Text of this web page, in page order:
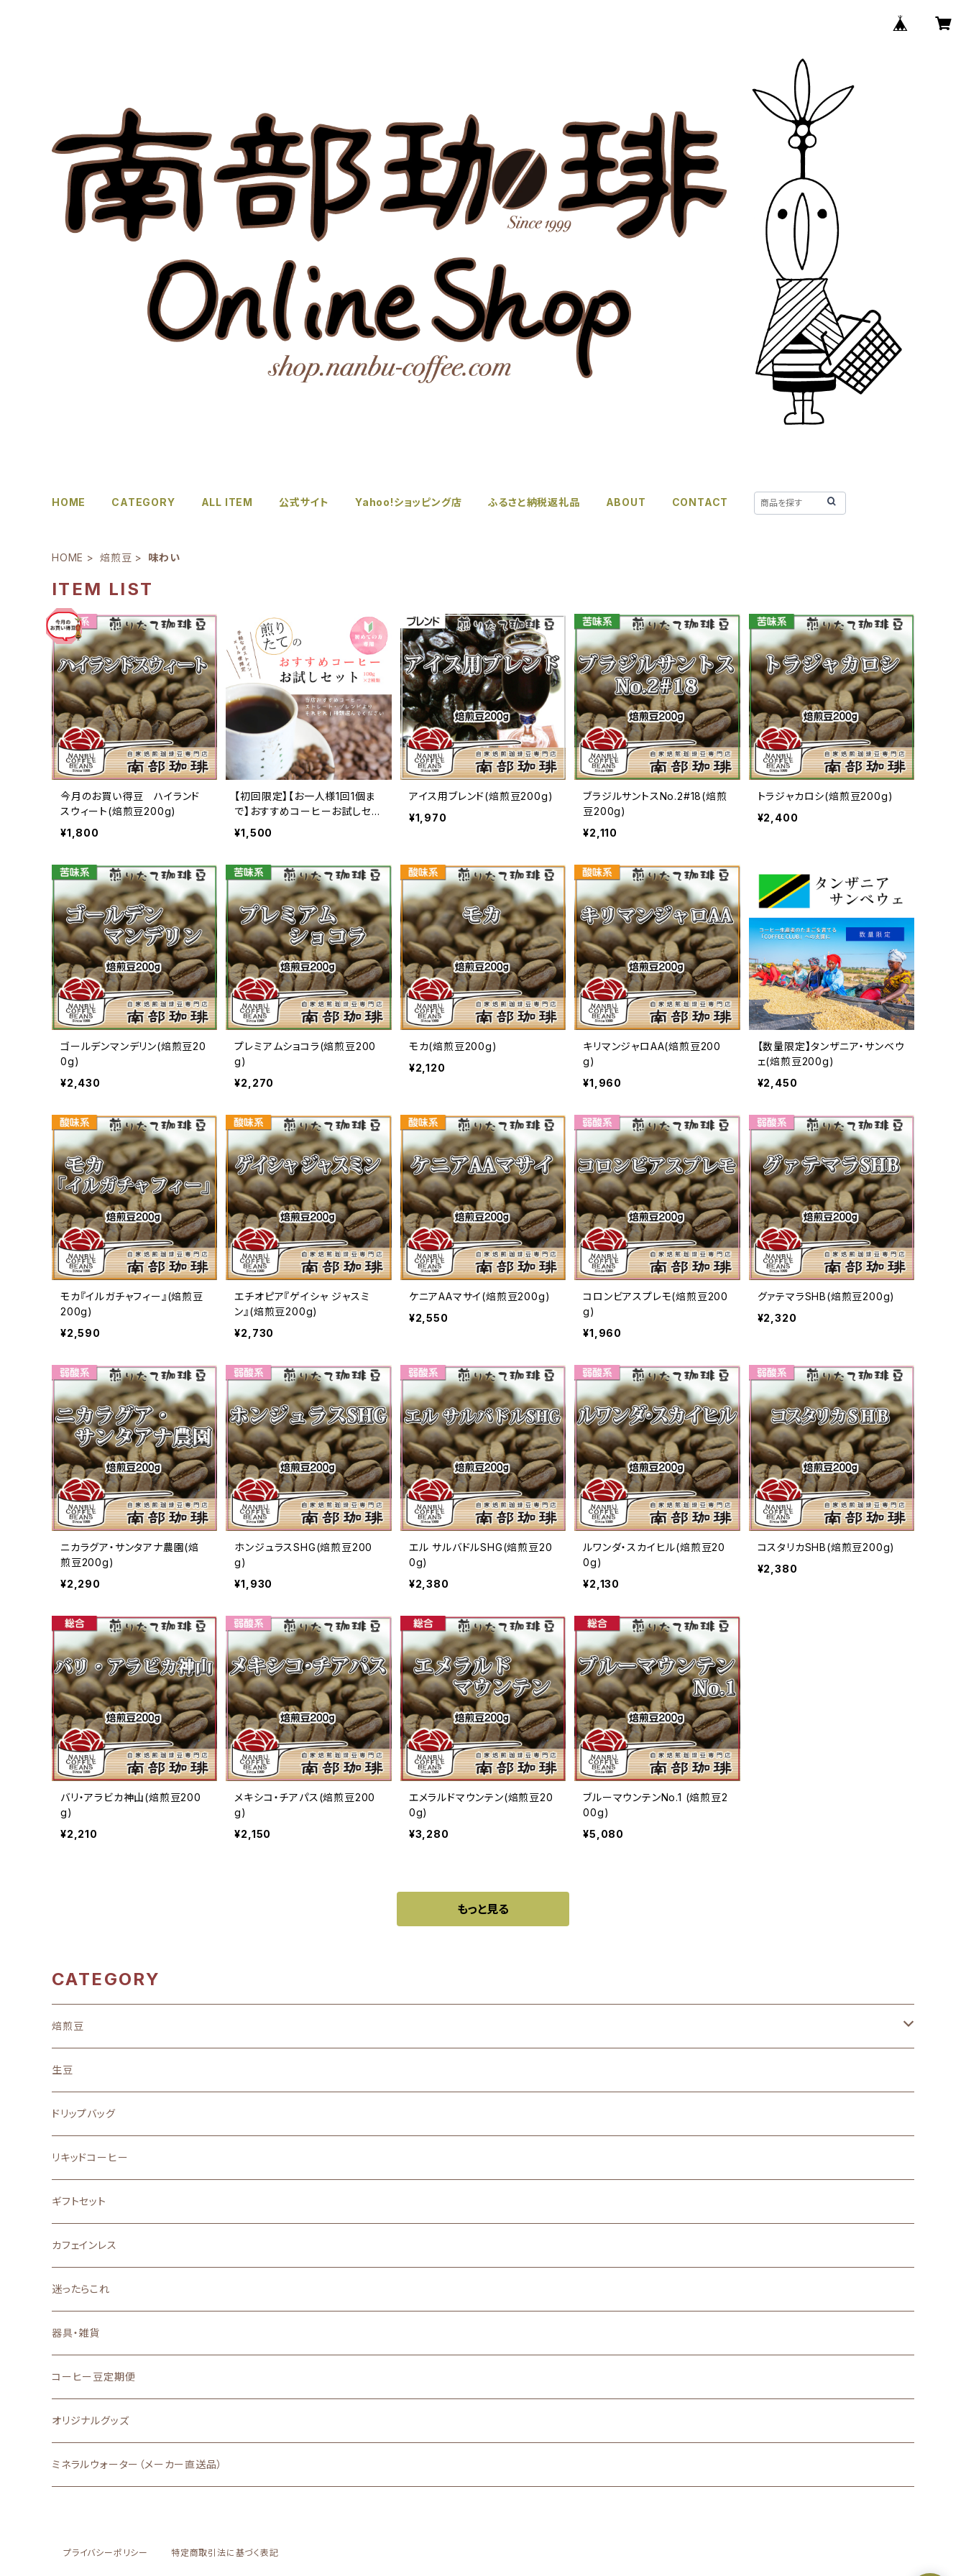
HOME CATEGORY ALL ITEM 公式サイト Yahoo!ショッピング店 ふるさと納税返礼品 ABOUT CONTACT
HOME 焙煎豆 味わい
ITEM LIST
今月のお買い得豆 ハイランド
スウィート(焙煎豆200g)
¥1,800
【初回限定】【お一人様1回1個ま
で】おすすめコーヒーお試しセッ
ト（100g×2種類）
¥1,500
アイス用ブレンド(焙煎豆200g)
¥1,970
ブラジルサントスNo.2#18(焙煎
豆200g)
¥2,110
トラジャカロシ(焙煎豆200g)
¥2,400
ゴールデンマンデリン(焙煎豆20
0g)
¥2,430
プレミアムショコラ(焙煎豆200
g)
¥2,270
モカ(焙煎豆200g)
¥2,120
キリマンジャロAA(焙煎豆200
g)
¥1,960
【数量限定】タンザニア・サンベウ
ェ(焙煎豆200g)
¥2,450
モカ『イルガチャフィー』(焙煎豆
200g)
¥2,590
エチオピア『ゲイシャ ジャスミ
ン』(焙煎豆200g)
¥2,730
ケニアAAマサイ(焙煎豆200g)
¥2,550
コロンビアスプレモ(焙煎豆200
g)
¥1,960
グァテマラSHB(焙煎豆200g)
¥2,320
ニカラグア・サンタアナ農園(焙
煎豆200g)
¥2,290
ホンジュラスSHG(焙煎豆200
g)
¥1,930
エル サルバドルSHG(焙煎豆20
0g)
¥2,380
ルワンダ・スカイヒル(焙煎豆20
0g)
¥2,130
コスタリカSHB(焙煎豆200g)
¥2,380
バリ・アラビカ神山(焙煎豆200
g)
¥2,210
メキシコ・チアパス(焙煎豆200
g)
¥2,150
エメラルドマウンテン(焙煎豆20
0g)
¥3,280
ブルーマウンテンNo.1 (焙煎豆2
00g)
¥5,080
もっと見る
CATEGORY
焙煎豆
地域別
中南米
アフリカ
味わい
フルーティーな酸味を楽しむ
バランスの良い味と香り
ストレート
ブレンド
生豆
ドリップバッグ
リキッドコーヒー
ギフトセット
カフェインレス
迷ったらこれ
器具・雑貨
コーヒー豆定期便
オリジナルグッズ
ミネラルウォーター（メーカー直送品）
プライバシーポリシー 特定商取引法に基づく表記